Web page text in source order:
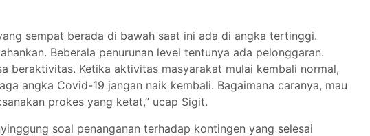
sempat berada di bawah saat ini ada di angka tertinggi.
Beberala penurunan level tentunya ada pelonggaran.
beraktivitas. Ketika aktivitas masyarakat mulai kembali normal,
angka Covid-19 jangan naik kembali. Bagaimana caranya, mau
prokes yang ketat,” ucap Sigit.
soal penanganan terhadap kontingen yang selesai